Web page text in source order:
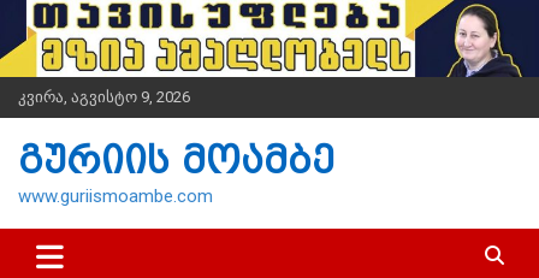
i
t
კვირა, აგვისტო 9, 2026
გურიის მოამბე
www.guriismoambe.com